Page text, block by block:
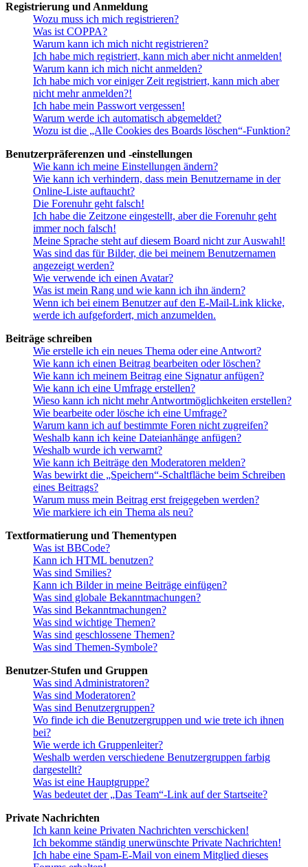
Registrierung und Anmeldung
Wozu muss ich mich registrieren?
Was ist COPPA?
Warum kann ich mich nicht registrieren?
Ich habe mich registriert, kann mich aber nicht anmelden!
Warum kann ich mich nicht anmelden?
Ich habe mich vor einiger Zeit registriert, kann mich aber
nicht mehr anmelden?!
Ich habe mein Passwort vergessen!
Warum werde ich automatisch abgemeldet?
Wozu ist die „Alle Cookies des Boards löschen“-Funktion?
Benutzerpräferenzen und -einstellungen
Wie kann ich meine Einstellungen ändern?
Wie kann ich verhindern, dass mein Benutzername in der
Online-Liste auftaucht?
Die Forenuhr geht falsch!
Ich habe die Zeitzone eingestellt, aber die Forenuhr geht
immer noch falsch!
Meine Sprache steht auf diesem Board nicht zur Auswahl!
Was sind das für Bilder, die bei meinem Benutzernamen
angezeigt werden?
Wie verwende ich einen Avatar?
Was ist mein Rang und wie kann ich ihn ändern?
Wenn ich bei einem Benutzer auf den E-Mail-Link klicke,
werde ich aufgefordert, mich anzumelden.
Beiträge schreiben
Wie erstelle ich ein neues Thema oder eine Antwort?
Wie kann ich einen Beitrag bearbeiten oder löschen?
Wie kann ich meinem Beitrag eine Signatur anfügen?
Wie kann ich eine Umfrage erstellen?
Wieso kann ich nicht mehr Antwortmöglichkeiten erstellen?
Wie bearbeite oder lösche ich eine Umfrage?
Warum kann ich auf bestimmte Foren nicht zugreifen?
Weshalb kann ich keine Dateianhänge anfügen?
Weshalb wurde ich verwarnt?
Wie kann ich Beiträge den Moderatoren melden?
Was bewirkt die „Speichern“-Schaltfläche beim Schreiben
eines Beitrags?
Warum muss mein Beitrag erst freigegeben werden?
Wie markiere ich ein Thema als neu?
Textformatierung und Thementypen
Was ist BBCode?
Kann ich HTML benutzen?
Was sind Smilies?
Kann ich Bilder in meine Beiträge einfügen?
Was sind globale Bekanntmachungen?
Was sind Bekanntmachungen?
Was sind wichtige Themen?
Was sind geschlossene Themen?
Was sind Themen-Symbole?
Benutzer-Stufen und Gruppen
Was sind Administratoren?
Was sind Moderatoren?
Was sind Benutzergruppen?
Wo finde ich die Benutzergruppen und wie trete ich ihnen
bei?
Wie werde ich Gruppenleiter?
Weshalb werden verschiedene Benutzergruppen farbig
dargestellt?
Was ist eine Hauptgruppe?
Was bedeutet der „Das Team“-Link auf der Startseite?
Private Nachrichten
Ich kann keine Privaten Nachrichten verschicken!
Ich bekomme ständig unerwünschte Private Nachrichten!
Ich habe eine Spam-E-Mail von einem Mitglied dieses